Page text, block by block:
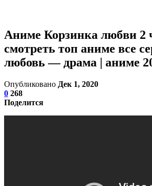
Аниме Корзинка любви 2
смотреть топ аниме все
любовь — драма | аниме
Опубликовано Дек 1, 2020
0 268
Поделится